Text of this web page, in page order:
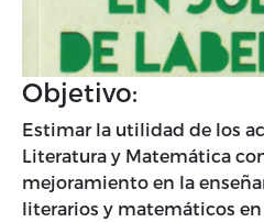
Objetivo:
Estimar la utilidad de los
Literatura y Matemática
mejoramiento en la
literarios y matemáticos en